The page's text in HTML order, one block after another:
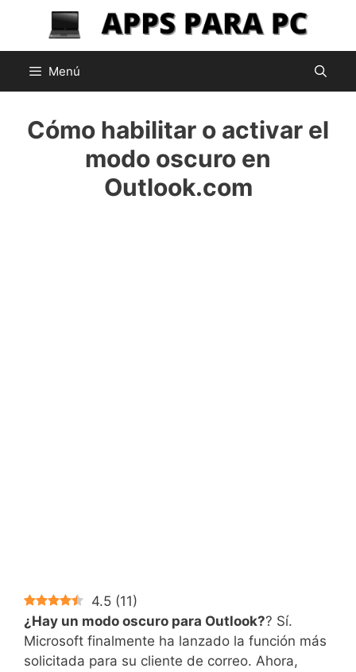
contenido
Menú
Cómo habilitar o activar el
modo oscuro en
Outlook.com
4.5 (11)
¿Hay un modo oscuro para Outlook?? Sí.
Microsoft finalmente ha lanzado la función más
solicitada para su cliente de correo. Ahora,